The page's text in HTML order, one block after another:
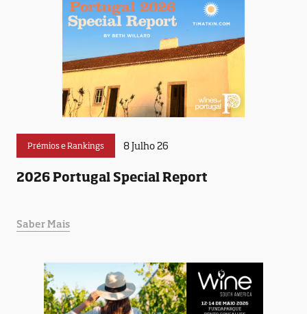
Prémios e Rankings 8 Julho 26
2026 Portugal Special Report
Saber Mais